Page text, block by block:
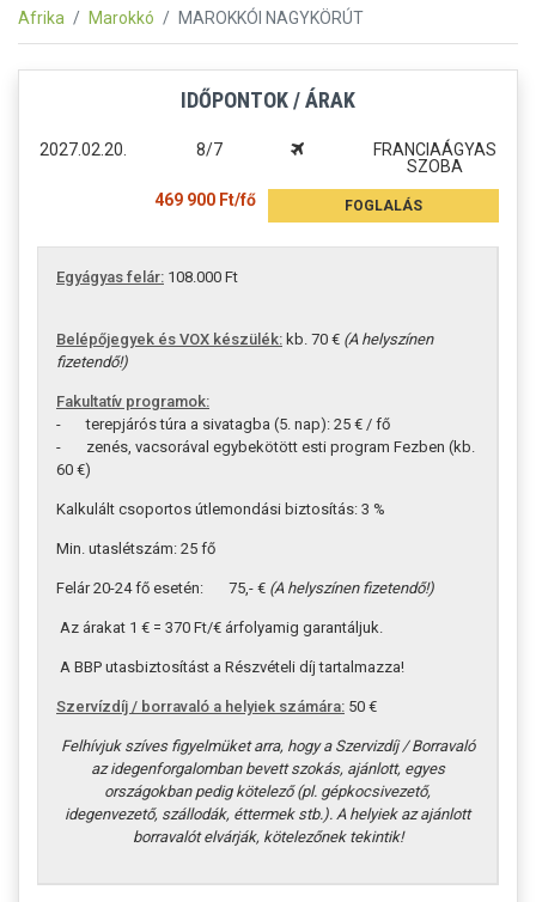
Afrika Marokkó MAROKKÓI NAGYKÖRÚT
IDŐPONTOK / ÁRAK
2027.02.20. 8/7
FRANCIAÁGYAS
SZOBA
469 900 Ft/fő
FOGLALÁS
Egyágyas felár: 108.000 Ft
Belépőjegyek és VOX készülék: kb. 70 € (A helyszínen
fizetendő!)
Fakultatív programok:
- terepjárós túra a sivatagba (5. nap): 25 € / fő
- zenés, vacsorával egybekötött esti program Fezben (kb.
60 €)
Kalkulált csoportos útlemondási biztosítás: 3 %
Min. utaslétszám: 25 fő
Felár 20-24 fő esetén: 75,- € (A helyszínen fizetendő!)
Az árakat 1 € = 370 Ft/€ árfolyamig garantáljuk.
A BBP utasbiztosítást a Részvételi díj tartalmazza!
Szervízdíj / borravaló a helyiek számára: 50 €
Felhívjuk szíves figyelmüket arra, hogy a Szervizdíj / Borravaló
az idegenforgalomban bevett szokás, ajánlott, egyes
országokban pedig kötelező (pl. gépkocsivezető,
idegenvezető, szállodák, éttermek stb.). A helyiek az ajánlott
borravalót elvárják, kötelezőnek tekintik!